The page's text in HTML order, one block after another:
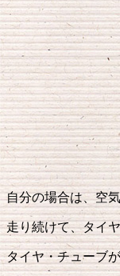
自分の場合は、空
走り続けて、タイ
タイヤ・チューブ